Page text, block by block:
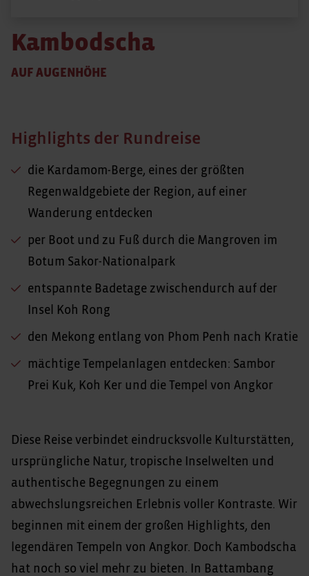
Kambodscha
AUF AUGENHÖHE
Highlights der Rundreise
die Kardamom-Berge, eines der größten
Regenwaldgebiete der Region, auf einer
Wanderung entdecken
per Boot und zu Fuß durch die Mangroven im
Botum Sakor-Nationalpark
entspannte Badetage zwischendurch auf der
Insel Koh Rong
den Mekong entlang von Phom Penh nach Kratie
mächtige Tempelanlagen entdecken: Sambor
Prei Kuk, Koh Ker und die Tempel von Angkor
Diese Reise verbindet eindrucksvolle Kulturstätten,
ursprüngliche Natur, tropische Inselwelten und
authentische Begegnungen zu einem
abwechslungsreichen Erlebnis voller Kontraste. Wir
beginnen mit einem der großen Highlights, den
legendären Tempeln von Angkor. Doch Kambodscha
hat noch so viel mehr zu bieten. In Battambang